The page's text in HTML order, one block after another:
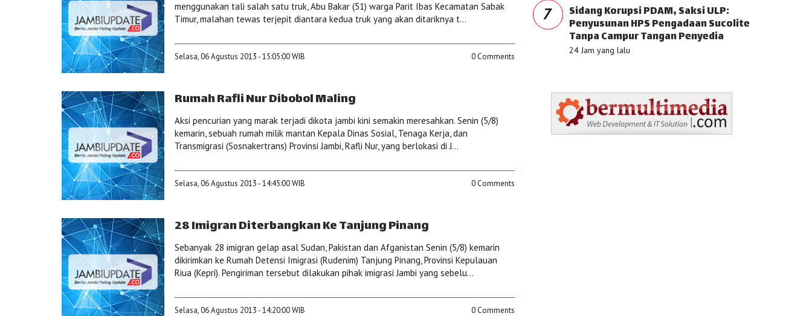
menggunakan tali salah satu truk, Abu Bakar (51) warga Parit Ibas Kecamatan Sabak
Timur, malahan tewas terjepit diantara kedua truk yang akan ditariknya t...
Selasa, 06 Agustus 2013 - 15:05:00 WIB 0 Comments
Rumah Rafli Nur Dibobol Maling
Aksi pencurian yang marak terjadi dikota jambi kini semakin meresahkan. Senin (5/8)
kemarin, sebuah rumah milik mantan Kepala Dinas Sosial, Tenaga Kerja, dan
Transmigrasi (Sosnakertrans) Provinsi Jambi, Rafli Nur, yang berlokasi di J...
Selasa, 06 Agustus 2013 - 14:45:00 WIB 0 Comments
28 Imigran Diterbangkan Ke Tanjung Pinang
Sebanyak 28 imigran gelap asal Sudan, Pakistan dan Afganistan Senin (5/8) kemarin
dikirimkan ke Rumah Detensi Imigrasi (Rudenim) Tanjung Pinang, Provinsi Kepulauan
Riua (Kepri). Pengiriman tersebut dilakukan pihak imigrasi Jambi yang sebelu...
Selasa, 06 Agustus 2013 - 14:20:00 WIB 0 Comments
7 Sidang Korupsi PDAM, Saksi ULP:
Penyusunan HPS Pengadaan Sucolite
Tanpa Campur Tangan Penyedia
24 Jam yang lalu